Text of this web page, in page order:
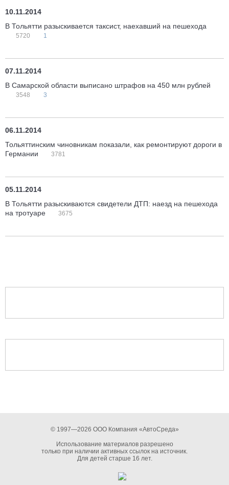
10.11.2014
В Тольятти разыскивается таксист, наехавший на пешехода
5720 1
07.11.2014
В Самарской области выписано штрафов на 450 млн рублей
3548 3
06.11.2014
Тольяттинским чиновникам показали, как ремонтируют дороги в
Германии
3781
05.11.2014
В Тольятти разыскиваются свидетели ДТП: наезд на пешехода
на тротуаре
3675
© 1997—2026 ООО Компания «АвтоСреда»
Использование материалов разрешено
только при наличии активных ссылок на источник.
Для детей старше 16 лет.